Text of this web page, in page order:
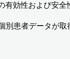
効性および安
別患者データが